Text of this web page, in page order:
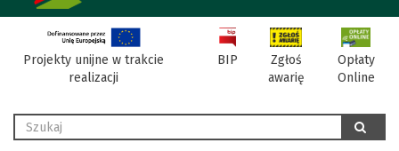
Projekty unijne w trakcie
realizacji
BIP
Zgłoś
awarię
Opłaty
Online
Wyszukaj szukaj